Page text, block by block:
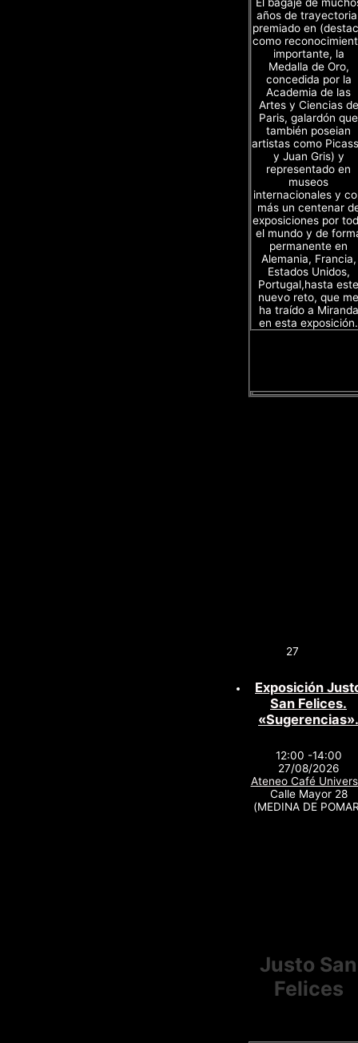
años de
premiado en
como
importante, la
Medalla de Oro,
concedida por la
Academia de las
Artes y Ciencias de
Paris, galardón que
también poseian
artistas como
y Juan Gris) y
representado en
museos
internacionales y
más un centenar
exposiciones por
el mundo y de
permanente en
Alemania, Francia,
Estados Unidos,
Portugal,hasta este
nuevo reto, que me
ha traído a Miranda
en esta exposición.
27
Exposición
San Felices.
«Sugerencias».
12:00 -14:00
27/08/2026
Ateneo Café
Calle Mayor 28
(MEDINA DE
Justo San
Felices